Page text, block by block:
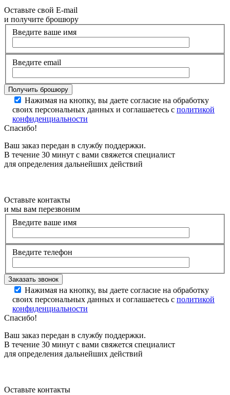
Оставьте свой E-mail
и получите брошюру
Введите ваше имя
Введите email
Нажимая на кнопку, вы даете согласие на обработку
своих персональных данных и соглашаетесь с политикой
конфиденциальности
Спасибо!
Ваш заказ передан в службу поддержки.
В течение 30 минут с вами свяжется специалист
для определения дальнейших действий
Оставьте контакты
и мы вам перезвоним
Введите ваше имя
Введите телефон
Нажимая на кнопку, вы даете согласие на обработку
своих персональных данных и соглашаетесь с политикой
конфиденциальности
Спасибо!
Ваш заказ передан в службу поддержки.
В течение 30 минут с вами свяжется специалист
для определения дальнейших действий
Оставьте контакты